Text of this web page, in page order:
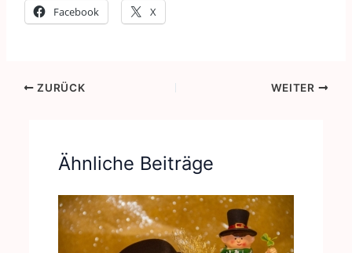
Facebook X
ZURÜCK WEITER
Ähnliche Beiträge